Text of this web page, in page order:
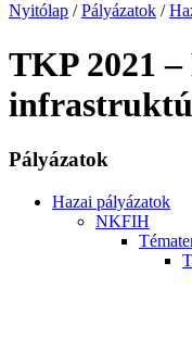
Nyitólap / Pályázatok /
TKP 2021
Pályázatok
Hazai pályázatok
NKFIH